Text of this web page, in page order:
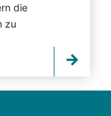
die
zu